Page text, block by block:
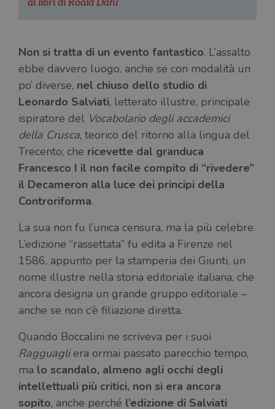
ai libri di Roald Dahl
Non si tratta di un evento fantastico. L’assalto
ebbe davvero luogo, anche se con modalità un
po’ diverse, nel chiuso dello studio di
Leonardo Salviati, letterato illustre, principale
ispiratore del Vocabolario degli accademici
della Crusca, teorico del ritorno alla lingua del
Trecento; che ricevette dal granduca
Francesco I il non facile compito di “rivedere”
il Decameron alla luce dei principi della
Controriforma.
La sua non fu l’unica censura, ma la più celebre.
L’edizione “rassettata” fu edita a Firenze nel
1586, appunto per la stamperia dei Giunti, un
nome illustre nella storia editoriale italiana, che
ancora designa un grande gruppo editoriale –
anche se non c’è filiazione diretta.
Quando Boccalini ne scriveva per i suoi
Ragguagliera ormai passato parecchio tempo,
ma lo scandalo, almeno agli occhi degli
intellettuali più critici, non si era ancora
sopito, anche perché l’edizione di Salviati